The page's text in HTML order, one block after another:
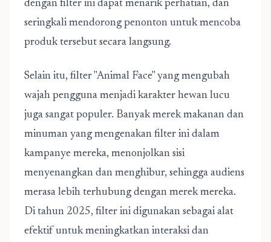
dengan filter ini dapat menarik perhatian, dan
seringkali mendorong penonton untuk mencoba
produk tersebut secara langsung.
Selain itu, filter "Animal Face" yang mengubah
wajah pengguna menjadi karakter hewan lucu
juga sangat populer. Banyak merek makanan dan
minuman yang mengenakan filter ini dalam
kampanye mereka, menonjolkan sisi
menyenangkan dan menghibur, sehingga audiens
merasa lebih terhubung dengan merek mereka.
Di tahun 2025, filter ini digunakan sebagai alat
efektif untuk meningkatkan interaksi dan